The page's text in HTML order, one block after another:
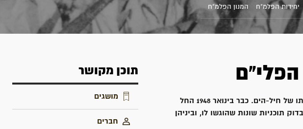
יחידות הפלמ"ח המנון הפלמ"ח
עם פרוץ מלחמת העצמאות עלתה על הפרק שאלת הקמתו של חיל-הים. כבר בינואר 1948 החל
תוכניות שונות שהוגשו לו, וביניהן
תוכן מקושר
מושגים
חברים